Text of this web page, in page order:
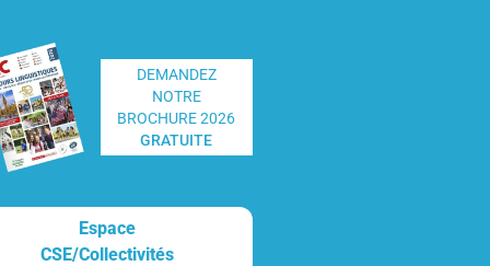
site
DEMANDEZ
NOTRE
BROCHURE 2026
GRATUITE
Espace
CSE/Collectivités